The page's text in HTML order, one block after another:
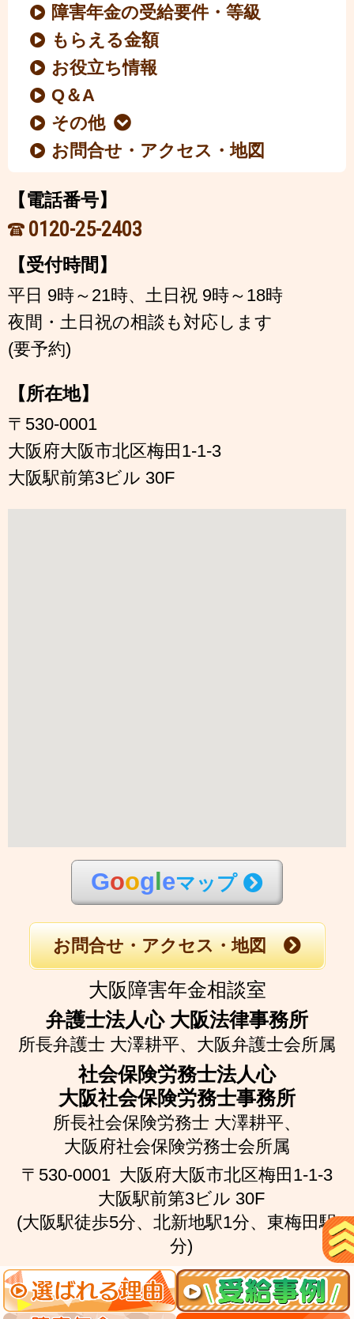
障害年金の受給要件・等級
もらえる金額
お役立ち情報
Q＆A
その他
お問合せ・アクセス・地図
【電話番号】
0120-25-2403
【受付時間】
平日 9時～21時、土日祝 9時～18時
夜間・土日祝の相談も対応します
(要予約)
【所在地】
〒530-0001
大阪府大阪市北区梅田1-1-3
大阪駅前第3ビル 30F
Googleマップ
お問合せ・アクセス・地図
大阪障害年金相談室
弁護士法人心 大阪法律事務所
所長弁護士 大澤耕平、 大阪弁護士会所属
社会保険労務士法人心
大阪社会保険労務士事務所
所長社会保険労務士 大澤耕平、
大阪府社会保険労務士会所属
〒530-0001 大阪府大阪市北区梅田1-1-3
大阪駅前第3ビル 30F
(大阪駅徒歩5分、北新地駅1分、東梅田駅2
分)